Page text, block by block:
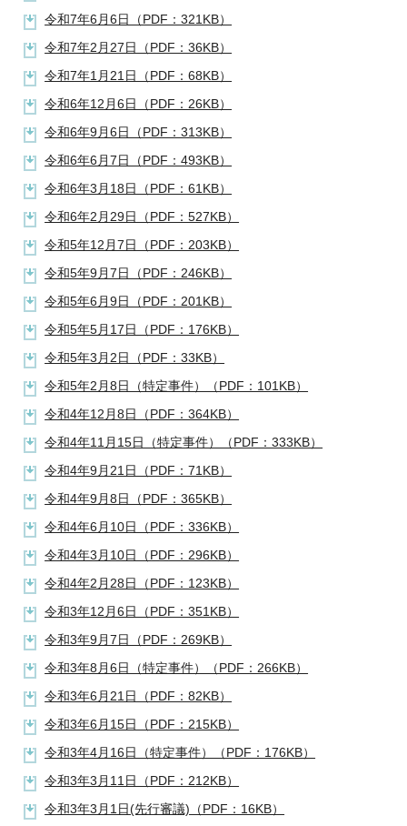
令和7年6月6日（PDF：321KB）
令和7年2月27日（PDF：36KB）
令和7年1月21日（PDF：68KB）
令和6年12月6日（PDF：26KB）
令和6年9月6日（PDF：313KB）
令和6年6月7日（PDF：493KB）
令和6年3月18日（PDF：61KB）
令和6年2月29日（PDF：527KB）
令和5年12月7日（PDF：203KB）
令和5年9月7日（PDF：246KB）
令和5年6月9日（PDF：201KB）
令和5年5月17日（PDF：176KB）
令和5年3月2日（PDF：33KB）
令和5年2月8日（特定事件）（PDF：101KB）
令和4年12月8日（PDF：364KB）
令和4年11月15日（特定事件）（PDF：333KB）
令和4年9月21日（PDF：71KB）
令和4年9月8日（PDF：365KB）
令和4年6月10日（PDF：336KB）
令和4年3月10日（PDF：296KB）
令和4年2月28日（PDF：123KB）
令和3年12月6日（PDF：351KB）
令和3年9月7日（PDF：269KB）
令和3年8月6日（特定事件）（PDF：266KB）
令和3年6月21日（PDF：82KB）
令和3年6月15日（PDF：215KB）
令和3年4月16日（特定事件）（PDF：176KB）
令和3年3月11日（PDF：212KB）
令和3年3月1日(先行審議)（PDF：16KB）